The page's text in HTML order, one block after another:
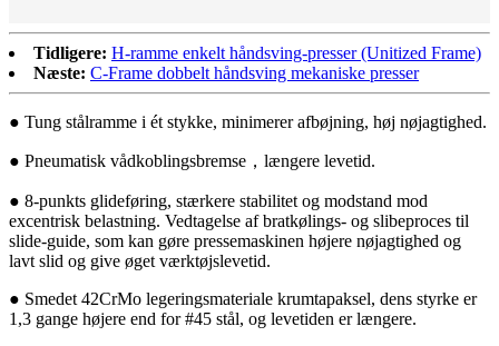
Tidligere: H-ramme enkelt håndsving-presser (Unitized Frame)
Næste: C-Frame dobbelt håndsving mekaniske presser
● Tung stålramme i ét stykke, minimerer afbøjning, høj nøjagtighed.
● Pneumatisk vådkoblingsbremse，længere levetid.
● 8-punkts glideføring, stærkere stabilitet og modstand mod
excentrisk belastning. Vedtagelse af bratkølings- og slibeproces til
slide-guide, som kan gøre pressemaskinen højere nøjagtighed og
lavt slid og give øget værktøjslevetid.
● Smedet 42CrMo legeringsmateriale krumtapaksel, dens styrke er
1,3 gange højere end for #45 stål, og levetiden er længere.